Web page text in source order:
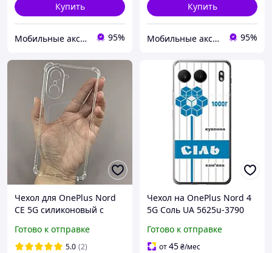
Купить
Мобильные аксессуары 95%
Купить
Мобильные аксессуары 95%
Чехол для OnePlus Nord
CE 5G силиконовый с
ванплас норд се 5г
прозрачный ttp
Готово к отправке
5.0 (2)
Чехол на OnePlus Nord 4
5G Соль UA 5625u-3790
Готово к отправке
от45₴/мес